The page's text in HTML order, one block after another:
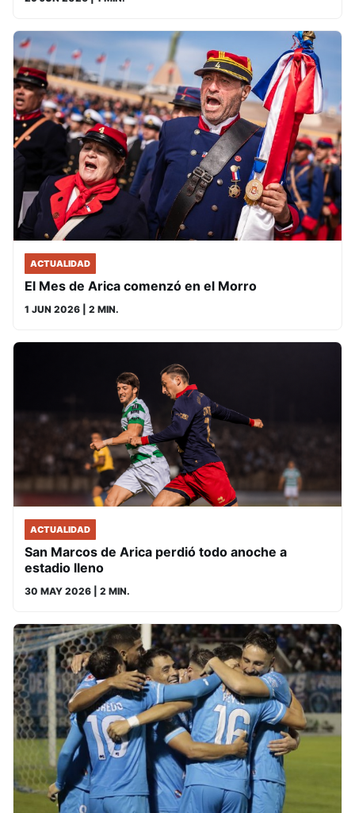
ACTUALIDAD
El Mes de Arica comenzó en el Morro
1 JUN 2026 | 2 MIN.
ACTUALIDAD
San Marcos de Arica perdió todo anoche a
estadio lleno
30 MAY 2026 | 2 MIN.